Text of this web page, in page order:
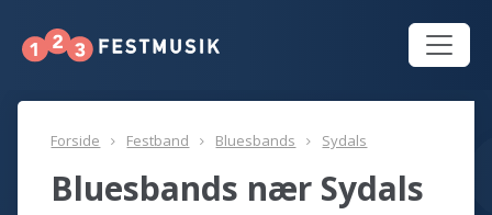
Forside Festband Bluesbands Sydals
Bluesbands nær Sydals